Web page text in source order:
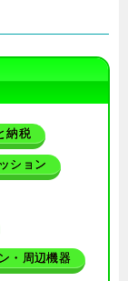
納税
ション
・周辺機器